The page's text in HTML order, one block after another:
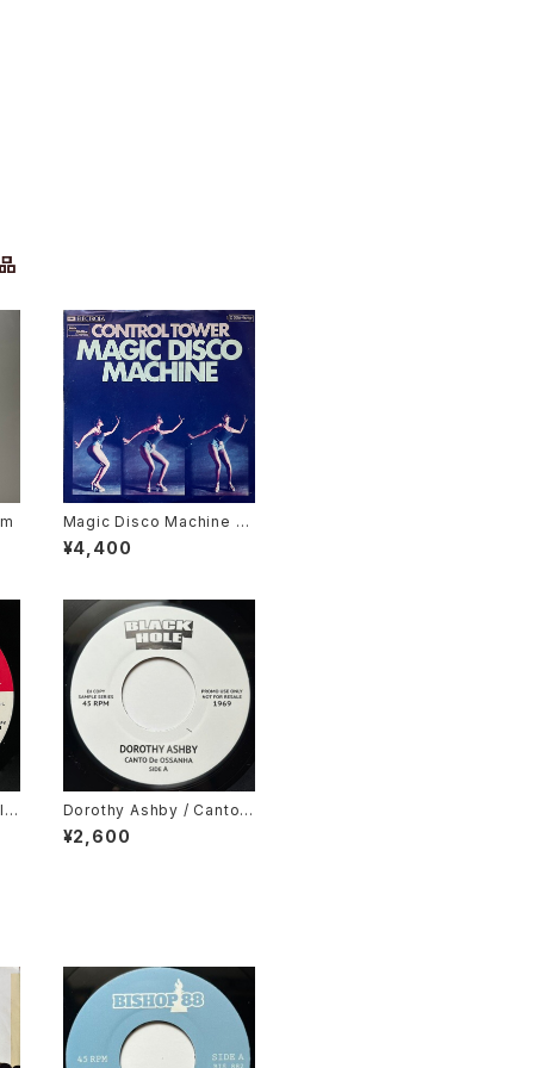
Magic Disco Machine /
Scratchin'
¥4,400
Dorothy Ashby / Canto
De Ossanha, Cause I Ne
ed It
¥2,600